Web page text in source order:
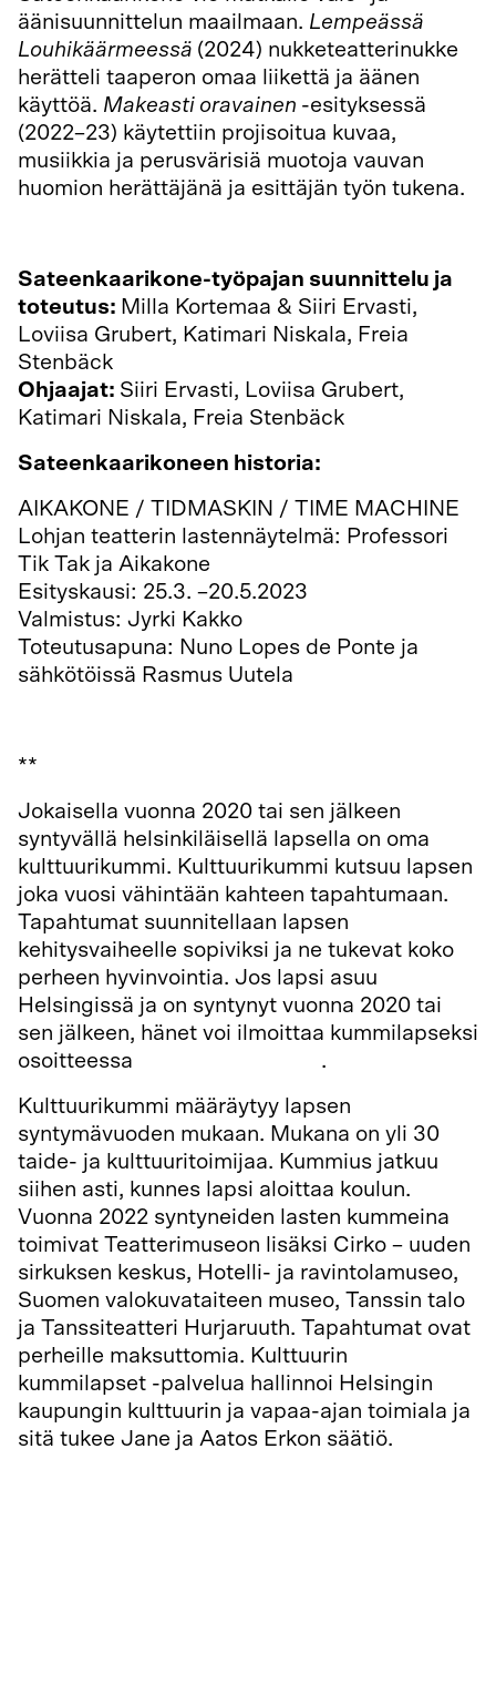
äänisuunnittelun maailmaan. Lempeässä
Louhikäärmeessä (2024) nukketeatterinukke
herätteli taaperon omaa liikettä ja äänen
käyttöä. Makeasti oravainen -esityksessä
(2022–23) käytettiin projisoitua kuvaa,
musiikkia ja perusvärisiä muotoja vauvan
huomion herättäjänä ja esittäjän työn tukena.
Sateenkaarikone-työpajan suunnittelu ja
toteutus: Milla Kortemaa & Siiri Ervasti,
Loviisa Grubert, Katimari Niskala, Freia
Stenbäck
Ohjaajat: Siiri Ervasti, Loviisa Grubert,
Katimari Niskala, Freia Stenbäck
Sateenkaarikoneen historia:
AIKAKONE / TIDMASKIN / TIME MACHINE
Lohjan teatterin lastennäytelmä: Professori
Tik Tak ja Aikakone
Esityskausi: 25.3. –20.5.2023
Valmistus: Jyrki Kakko
Toteutusapuna: Nuno Lopes de Ponte ja
sähkötöissä Rasmus Uutela
**
Jokaisella vuonna 2020 tai sen jälkeen
syntyvällä helsinkiläisellä lapsella on oma
kulttuurikummi. Kulttuurikummi kutsuu lapsen
joka vuosi vähintään kahteen tapahtumaan.
Tapahtumat suunnitellaan lapsen
kehitysvaiheelle sopiviksi ja ne tukevat koko
perheen hyvinvointia. Jos lapsi asuu
Helsingissä ja on syntynyt vuonna 2020 tai
sen jälkeen, hänet voi ilmoittaa kummilapseksi
osoitteessa
.
Kulttuurikummi määräytyy lapsen
syntymävuoden mukaan. Mukana on yli 30
taide- ja kulttuuritoimijaa. Kummius jatkuu
siihen asti, kunnes lapsi aloittaa koulun.
Vuonna 2022 syntyneiden lasten kummeina
toimivat Teatterimuseon lisäksi Cirko – uuden
sirkuksen keskus, Hotelli- ja ravintolamuseo,
Suomen valokuvataiteen museo, Tanssin talo
ja Tanssiteatteri Hurjaruuth. Tapahtumat ovat
perheille maksuttomia. Kulttuurin
kummilapset -palvelua hallinnoi Helsingin
kaupungin kulttuurin ja vapaa-ajan toimiala ja
sitä tukee Jane ja Aatos Erkon säätiö.